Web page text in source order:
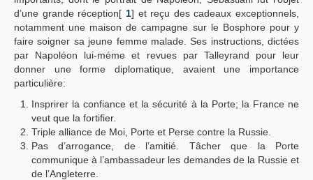
d’une grande réception[ 1] et reçu des cadeaux exceptionnels,
notamment une maison de campagne sur le Bosphore pour y
faire soigner sa jeune femme malade. Ses instructions, dictées
par Napoléon lui-méme et revues par Talleyrand pour leur
donner une forme diplomatique, avaient une importance
particulière:
Insprirer la confiance et la sécurité à la Porte; la France ne
veut que la fortifier.
Triple alliance de Moi, Porte et Perse contre la Russie.
Pas d’arrogance, de l’amitié. Tâcher que la Porte
communique à l’ambassadeur les demandes de la Russie et
de l’Angleterre.